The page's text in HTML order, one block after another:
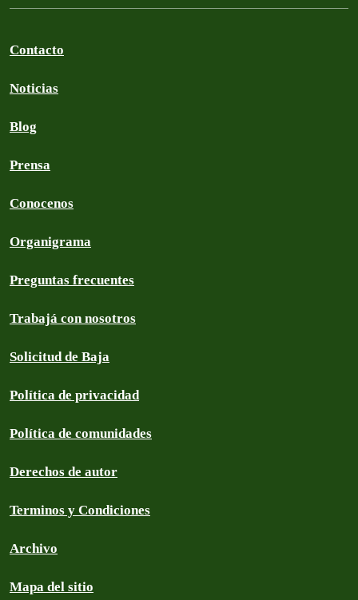
Contacto
Noticias
Blog
Prensa
Conocenos
Organigrama
Preguntas frecuentes
Trabajá con nosotros
Solicitud de Baja
Política de privacidad
Política de comunidades
Derechos de autor
Terminos y Condiciones
Archivo
Mapa del sitio